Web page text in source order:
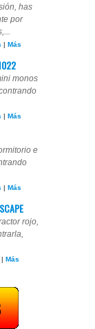
has
por
| Más
monos
| Más
e
| Más
rojo,
| Más